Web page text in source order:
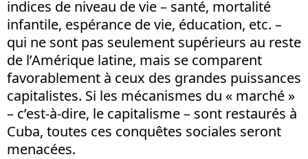
indices de niveau de vie – santé, mortalité
infantile, espérance de vie, éducation, etc. –
qui ne sont pas seulement supérieurs au reste
de l’Amérique latine, mais se comparent
favorablement à ceux des grandes puissances
capitalistes. Si les mécanismes du « marché »
– c’est-à-dire, le capitalisme – sont restaurés à
Cuba, toutes ces conquêtes sociales seront
menacées.